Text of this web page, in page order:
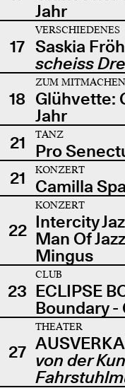
Jahr
17
VERSCHIEDENES
Saskia
scheiss
18
ZUM MITMACHEN
Glühvette:
Jahr
21
TANZ
Pro
21
KONZERT
Camilla
22
KONZERT
Intercity
Man Of
Mingus
23
CLUB
ECLIPSE
Boundary -
27
THEATER
von der